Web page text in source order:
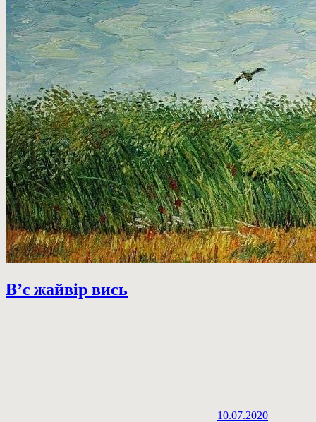
В’є жайвір вись
10.07.2020